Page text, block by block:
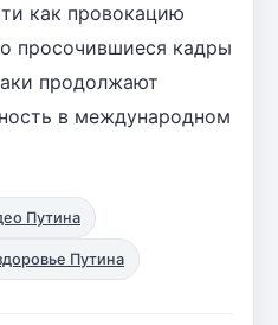
как провокацию
просочившиеся кадры
продолжают
в международном
Путина
Путина